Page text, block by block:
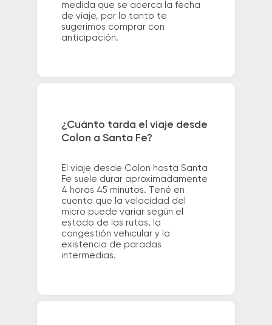
medida que se acerca la fecha
de viaje, por lo tanto te
sugerimos comprar con
anticipación.
¿Cuánto tarda el viaje desde
Colon a Santa Fe?
El viaje desde Colon hasta Santa
Fe suele durar aproximadamente
4 horas 45 minutos. Tené en
cuenta que la velocidad del
micro puede variar según el
estado de las rutas, la
congestión vehicular y la
existencia de paradas
intermedias.